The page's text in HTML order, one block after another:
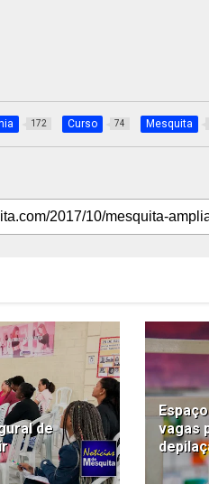
172 Curso 74 Mesquita
de
vagas